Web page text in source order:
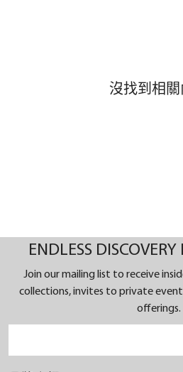
沒找到相關
ENDLESS
Join our mailing list to receive
collections, invites to private
offerings.